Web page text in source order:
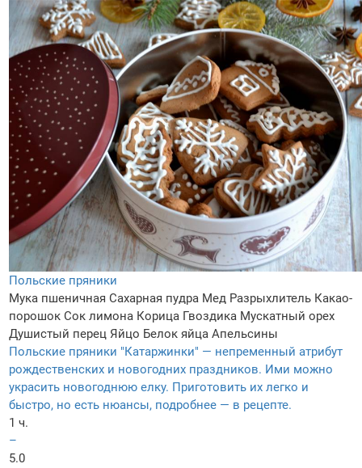
Польские пряники
Мука пшеничная Сахарная пудра Мед Разрыхлитель Какао-
порошок Сок лимона Корица Гвоздика Мускатный орех
Душистый перец Яйцо Белок яйца Апельсины
Польские пряники "Катаржинки" — непременный атрибут
рождественских и новогодних праздников. Ими можно
украсить новогоднюю елку. Приготовить их легко и
быстро, но есть нюансы, подробнее — в рецепте.
1 ч.
–
5.0